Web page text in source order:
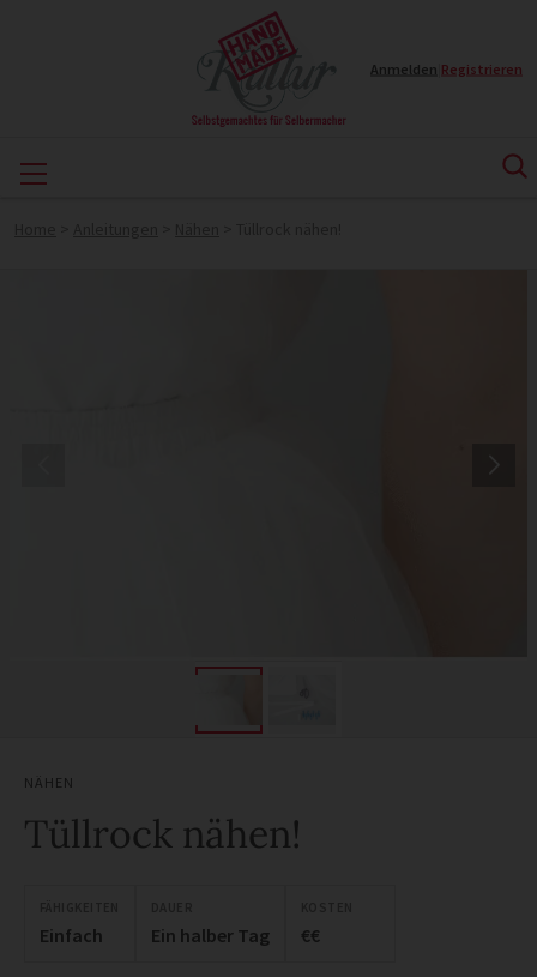
Anmelden Registrieren
NÄHEN
Tüllrock nähen!
Einfach Ein halber Tag €€